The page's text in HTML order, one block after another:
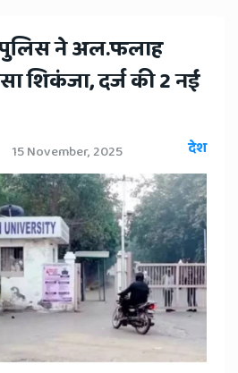
पुलिस ने अल.फलाह
शिकंजा, दर्ज की 2 नई
15 November, 2025 देश